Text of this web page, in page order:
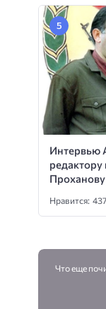
Интервью
редактору
Проханову
Нравится: 437
Что еще